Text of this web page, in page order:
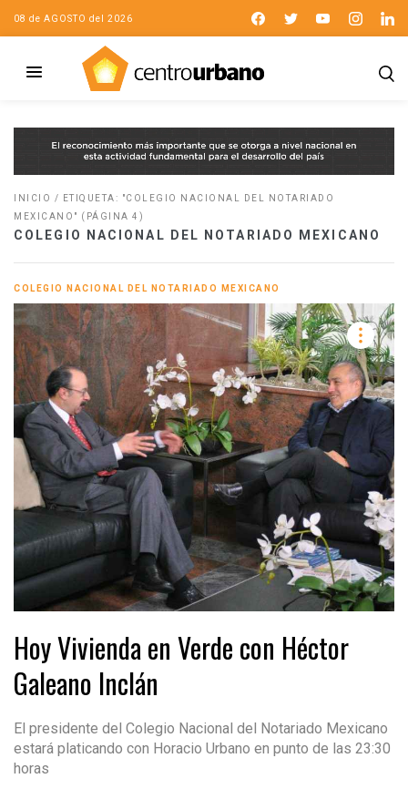
08 de AGOSTO del 2026
INICIO /
ETIQUETA: "COLEGIO NACIONAL DEL NOTARIADO
MEXICANO" (PÁGINA 4)
COLEGIO NACIONAL DEL NOTARIADO MEXICANO
COLEGIO NACIONAL DEL NOTARIADO MEXICANO
Hoy Vivienda en Verde con Héctor
Galeano Inclán
El presidente del Colegio Nacional del Notariado Mexicano
estará platicando con Horacio Urbano en punto de las 23:30
horas